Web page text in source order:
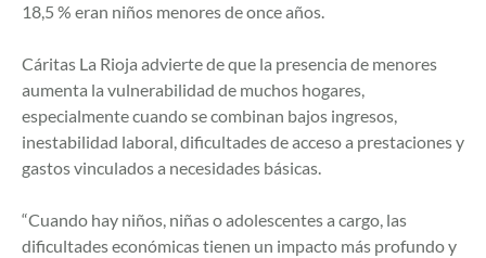
18,5 % eran niños menores de once años.
Cáritas La Rioja advierte de que la presencia de menores
aumenta la vulnerabilidad de muchos hogares,
especialmente cuando se combinan bajos ingresos,
inestabilidad laboral, dificultades de acceso a prestaciones y
gastos vinculados a necesidades básicas.
“Cuando hay niños, niñas o adolescentes a cargo, las
dificultades económicas tienen un impacto más profundo y